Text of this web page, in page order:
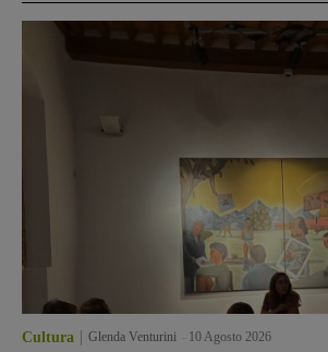
Cultura Glenda Venturini 10 Agosto 2026